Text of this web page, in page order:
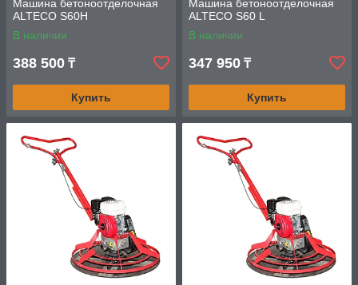
Машина бетоноотделочная
ALTECO S60H
В наличии
388 500 ₸
Купить
Машина бетоноотделочная
ALTECO S60 L
В наличии
347 950 ₸
Купить